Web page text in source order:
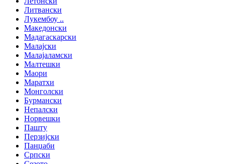
Литвански
Лукембоу ..
Македонски
Мадагаскарски
Малајски
Малајаламски
Малтешки
Маори
Маратхи
Монголски
Бурмански
Непалски
Норвешки
Пашту
Перзијски
Панџаби
Српски